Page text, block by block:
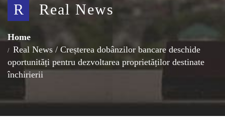
R Real News
Home
Real News / Creșterea dobânzilor bancare deschide
oportunități pentru dezvoltarea proprietăților destinate
închirierii